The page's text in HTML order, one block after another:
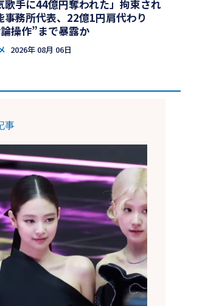
歌手に44億円奪われた」拘束され
事務所代表、22億1円肩代わり
操作”まで暴露か
2026年 08月 06日
事